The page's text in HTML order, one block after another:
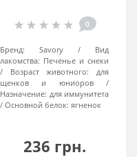
0
Бренд: Savory
Вид
лакомства: Печенье и снеки
Возраст животного:
для
щенков и юниоров
Назначение: для иммунитета
Основной белок: ягненок
236 грн.